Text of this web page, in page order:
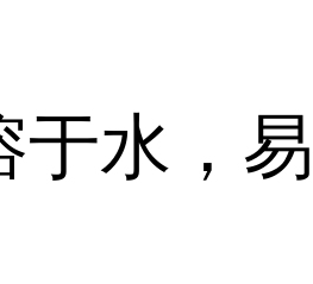
于水，